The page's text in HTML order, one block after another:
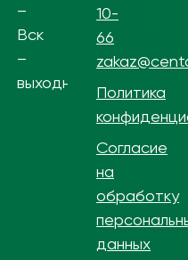
–
Вск
–
выходной
10-
66
Политика
Согласие
на
обработку
данных